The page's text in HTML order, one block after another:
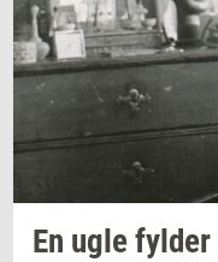
En uglefyl­der